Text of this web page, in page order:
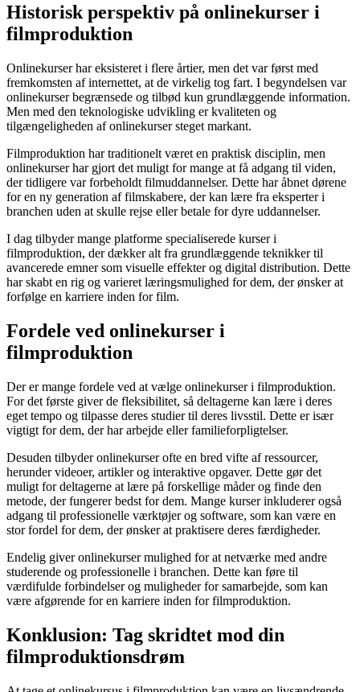
Historisk perspektiv på onlinekurser i
filmproduktion
Onlinekurser har eksisteret i flere årtier, men det var først med
fremkomsten af internettet, at de virkelig tog fart. I begyndelsen var
onlinekurser begrænsede og tilbød kun grundlæggende information.
Men med den teknologiske udvikling er kvaliteten og
tilgængeligheden af onlinekurser steget markant.
Filmproduktion har traditionelt været en praktisk disciplin, men
onlinekurser har gjort det muligt for mange at få adgang til viden,
der tidligere var forbeholdt filmuddannelser. Dette har åbnet dørene
for en ny generation af filmskabere, der kan lære fra eksperter i
branchen uden at skulle rejse eller betale for dyre uddannelser.
I dag tilbyder mange platforme specialiserede kurser i
filmproduktion, der dækker alt fra grundlæggende teknikker til
avancerede emner som visuelle effekter og digital distribution. Dette
har skabt en rig og varieret læringsmulighed for dem, der ønsker at
forfølge en karriere inden for film.
Fordele ved onlinekurser i
filmproduktion
Der er mange fordele ved at vælge onlinekurser i filmproduktion.
For det første giver de fleksibilitet, så deltagerne kan lære i deres
eget tempo og tilpasse deres studier til deres livsstil. Dette er især
vigtigt for dem, der har arbejde eller familieforpligtelser.
Desuden tilbyder onlinekurser ofte en bred vifte af ressourcer,
herunder videoer, artikler og interaktive opgaver. Dette gør det
muligt for deltagerne at lære på forskellige måder og finde den
metode, der fungerer bedst for dem. Mange kurser inkluderer også
adgang til professionelle værktøjer og software, som kan være en
stor fordel for dem, der ønsker at praktisere deres færdigheder.
Endelig giver onlinekurser mulighed for at netværke med andre
studerende og professionelle i branchen. Dette kan føre til
værdifulde forbindelser og muligheder for samarbejde, som kan
være afgørende for en karriere inden for filmproduktion.
Konklusion: Tag skridtet mod din
filmproduktionsdrøm